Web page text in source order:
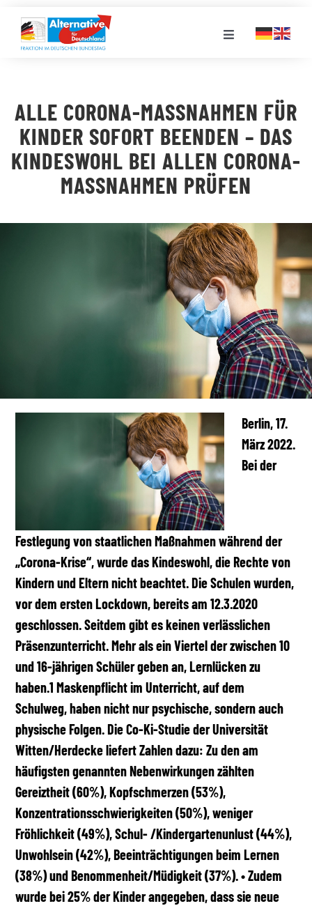
Inhalt
springen
Toggle
LANDESGRUPPEN
VERANSTALTUNGEN
ALLE CORONA-MASSNAHMEN FÜR K
INDER SOFORT BEENDEN – DAS K
INDESWOHL BEI ALLEN CORONA-M
ASSNAHMEN PRÜFEN
Berlin, 17.
März 2022.
Bei der
Festlegung von staatlichen Maßnahmen während der
„Corona-Krise“, wurde das Kindeswohl, die Rechte von
Kindern und Eltern nicht beachtet. Die Schulen wurden,
vor dem ersten Lockdown, bereits am 12.3.2020
geschlossen. Seitdem gibt es keinen verlässlichen
Präsenzunterricht. Mehr als ein Viertel der zwischen 10
und 16-jährigen Schüler geben an, Lernlücken zu
haben.1 Maskenpflicht im Unterricht, auf dem
Schulweg, haben nicht nur psychische, sondern auch
physische Folgen. Die Co-Ki-Studie der Universität
Witten/Herdecke liefert Zahlen dazu: Zu den am
häufigsten genannten Nebenwirkungen zählten
Gereiztheit (60%), Kopfschmerzen (53%),
Konzentrationsschwierigkeiten (50%), weniger
Fröhlichkeit (49%), Schul- /Kindergartenunlust (44%),
Unwohlsein (42%), Beeinträchtigungen beim Lernen
(38%) und Benommenheit/Müdigkeit (37%). • Zudem
wurde bei 25% der Kinder angegeben, dass sie neue